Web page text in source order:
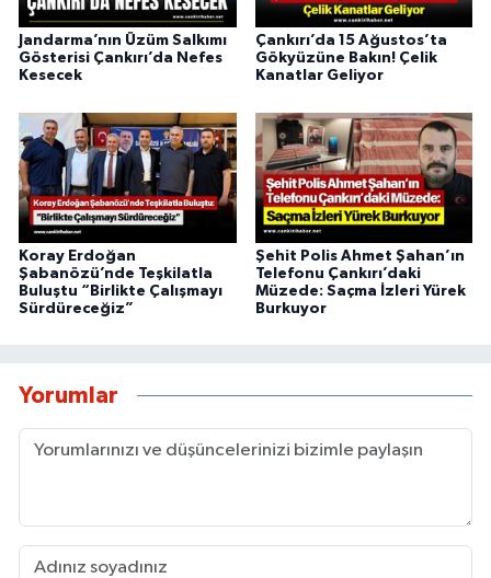
Jandarma’nın Üzüm Salkımı
Gösterisi Çankırı’da Nefes
Kesecek
Çankırı’da 15 Ağustos’ta
Gökyüzüne Bakın! Çelik
Kanatlar Geliyor
Koray Erdoğan
Şabanözü’nde Teşkilatla
Buluştu “Birlikte Çalışmayı
Sürdüreceğiz”
Şehit Polis Ahmet Şahan’ın
Telefonu Çankırı’daki
Müzede: Saçma İzleri Yürek
Burkuyor
Yorumlar